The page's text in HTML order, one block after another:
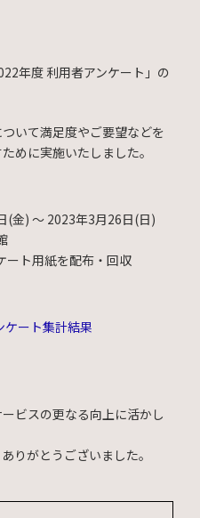
年度 利用者アンケート」の
いて満足度やご要望などを
めに実施いたしました。
(金) 〜 2023年3月26日(日)
ート用紙を配布・回収
ート集計結果
ビスの更なる向上に活かし
りがとうございました。